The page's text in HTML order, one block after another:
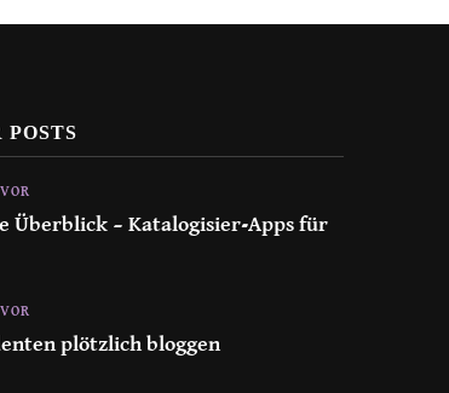
POSTS
Überblick – Katalogisier-Apps für
plötzlich bloggen